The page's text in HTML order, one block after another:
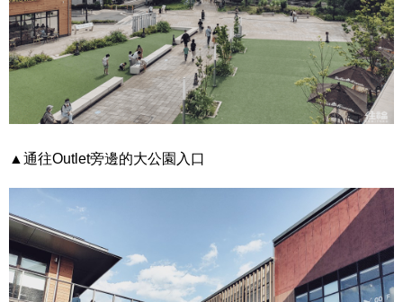
▲通往Outlet旁邊的大公園入口